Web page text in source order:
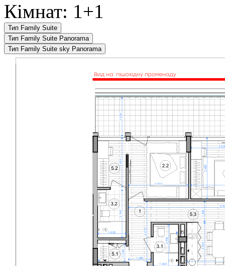
Кімнат: 1+1
Тип Family Suite
Тип Family Suite Panorama
Тип Family Suite sky Panorama